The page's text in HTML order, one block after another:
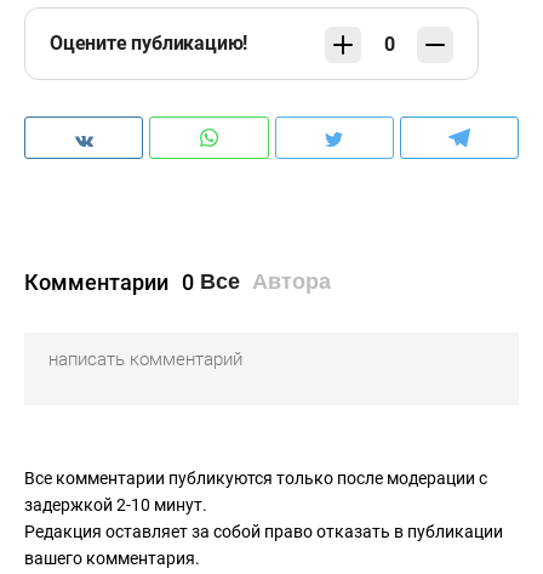
Оцените публикацию! 0
Комментарии 0 Все Автора
Все комментарии публикуются только после модерации с
задержкой 2-10 минут.
Редакция оставляет за собой право отказать в публикации
вашего комментария.